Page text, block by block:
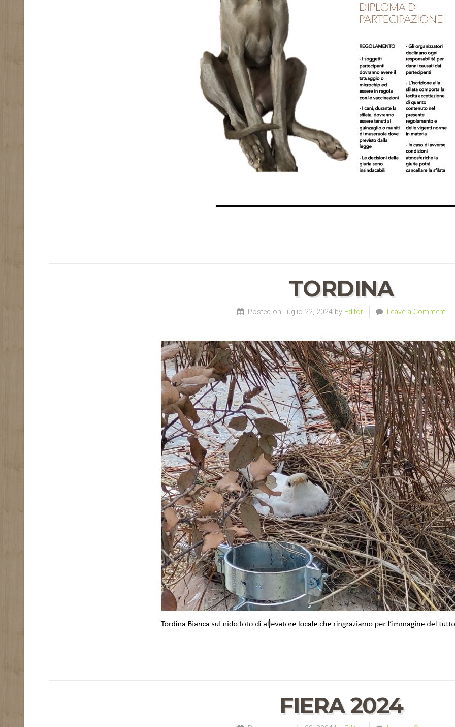
TORDINA
Posted on Luglio 22, 2024 by Editor Leave a Comment
FIERA 2024